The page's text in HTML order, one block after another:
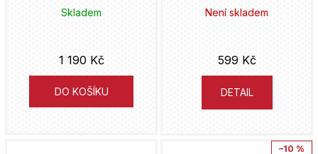
Skladem
1 190 Kč
DO KOŠÍKU
Není skladem
599 Kč
DETAIL
–10 %